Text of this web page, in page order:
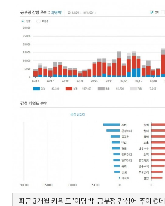
최근 3개월 키워드 '이명박' 긍부정 감성어 추이 ©데